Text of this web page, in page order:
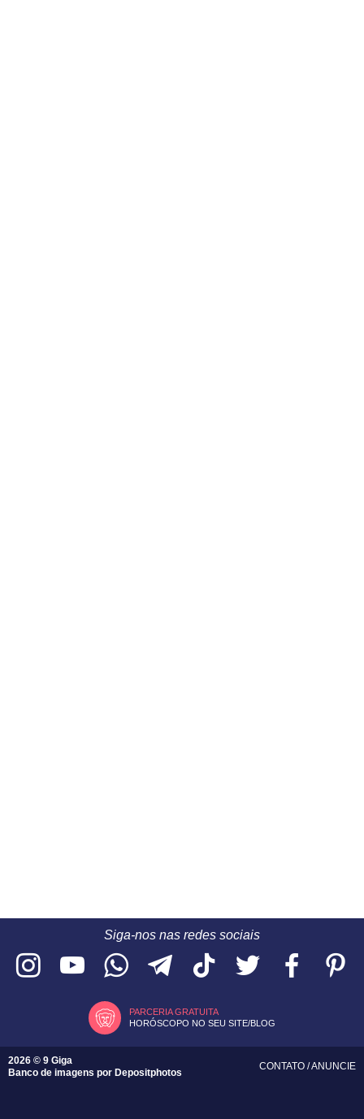
Siga-nos nas redes sociais
PARCERIA GRATUITA
HORÓSCOPO NO SEU SITE/BLOG
2026 © 9 Giga
Banco de imagens por Depositphotos
CONTATO /ANUNCIE